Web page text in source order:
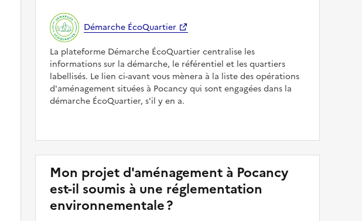
Démarche ÉcoQuartier
La plateforme Démarche ÉcoQuartier centralise les
informations sur la démarche, le référentiel et les quartiers
labellisés. Le lien ci-avant vous mènera à la liste des opérations
d'aménagement situées à Pocancy qui sont engagées dans la
démarche ÉcoQuartier, s'il y en a.
Mon projet d'aménagement à Pocancy
est-il soumis à une réglementation
environnementale ?